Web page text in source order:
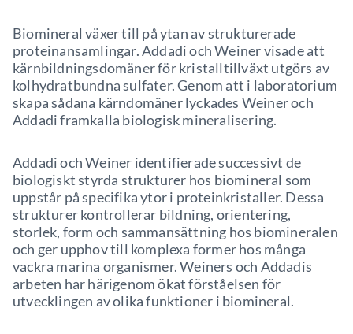
Biomineral växer till på ytan av strukturerade
proteinansamlingar. Addadi och Weiner visade att
kärnbildningsdomäner för kristalltillväxt utgörs av
kolhydratbundna sulfater. Genom att i laboratorium
skapa sådana kärndomäner lyckades Weiner och
Addadi framkalla biologisk mineralisering.
Addadi och Weiner identifierade successivt de
biologiskt styrda strukturer hos biomineral som
uppstår på specifika ytor i proteinkristaller. Dessa
strukturer kontrollerar bildning, orientering,
storlek, form och sammansättning hos biomineralen
och ger upphov till komplexa former hos många
vackra marina organismer. Weiners och Addadis
arbeten har härigenom ökat förståelsen för
utvecklingen av olika funktioner i biomineral.